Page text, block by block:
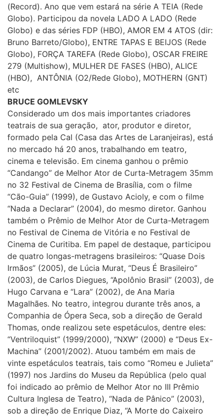
(Record). Ano que vem estará na série A TEIA (Rede
Globo). Participou da novela LADO A LADO (Rede
Globo) e das séries FDP (HBO), AMOR EM 4 ATOS (dir:
Bruno Barreto/Globo), ENTRE TAPAS E BEIJOS (Rede
Globo), FORÇA TAREFA (Rede Globo), OSCAR FREIRE
279 (Multishow), MULHER DE FASES (HBO), ALICE
(HBO), ANTÔNIA (O2/Rede Globo), MOTHERN (GNT)
etc
BRUCE GOMLEVSKY
Considerado um dos mais importantes criadores
teatrais de sua geração, ator, produtor e diretor,
formado pela Cal (Casa das Artes de Laranjeiras), está
no mercado há 20 anos, trabalhando em teatro,
cinema e televisão. Em cinema ganhou o prêmio
“Candango” de Melhor Ator de Curta-Metragem 35mm
no 32 Festival de Cinema de Brasília, com o filme
“Cão-Guia” (1999), de Gustavo Acioly, e com o filme
“Nada a Declarar” (2004), do mesmo diretor. Ganhou
também o Prêmio de Melhor Ator de Curta-Metragem
no Festival de Cinema de Vitória e no Festival de
Cinema de Curitiba. Em papel de destaque, participou
de quatro longas-metragens brasileiros: “Quase Dois
Irmãos” (2005), de Lúcia Murat, “Deus É Brasileiro”
(2003), de Carlos Diegues, “Apolônio Brasil” (2003), de
Hugo Carvana e “Lara” (2002), de Ana Maria
Magalhães. No teatro, integrou durante três anos, a
Companhia de Ópera Seca, sob a direção de Gerald
Thomas, onde realizou sete espetáculos, dentre eles:
“Ventriloquist” (1999/2000), “NXW” (2000) e “Deus Ex-
Machina” (2001/2002). Atuou também em mais de
vinte espetáculos teatrais, tais como “Romeu e Julieta”
(1997) nos Jardins do Museu da República (pelo qual
foi indicado ao prêmio de Melhor Ator no III Prêmio
Cultura Inglesa de Teatro), “Nada de Pânico” (2003),
sob a direção de Enrique Diaz, “A Morte do Caixeiro